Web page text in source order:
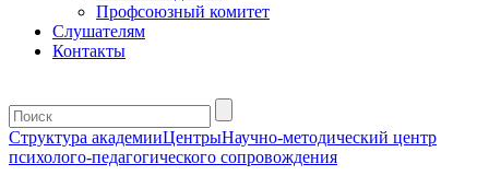
Профсоюзный комитет
Слушателям
Контакты
Структура академииЦентрыНаучно-методический центр
психолого-педагогического сопровождения